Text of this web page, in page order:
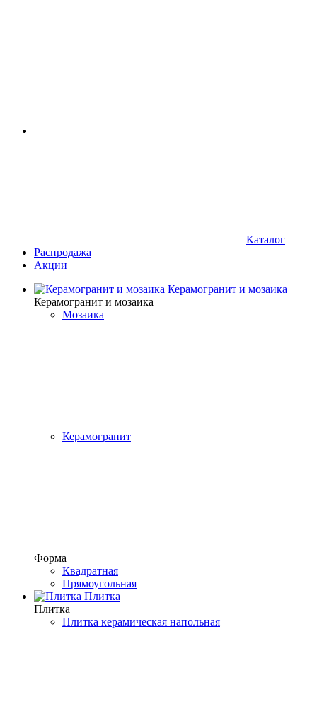
Каталог
Распродажа
Акции
Керамогранит и мозаика
Керамогранит и мозаика
Мозаика
Керамогранит
Форма
Квадратная
Прямоугольная
Плитка
Плитка
Плитка керамическая напольная